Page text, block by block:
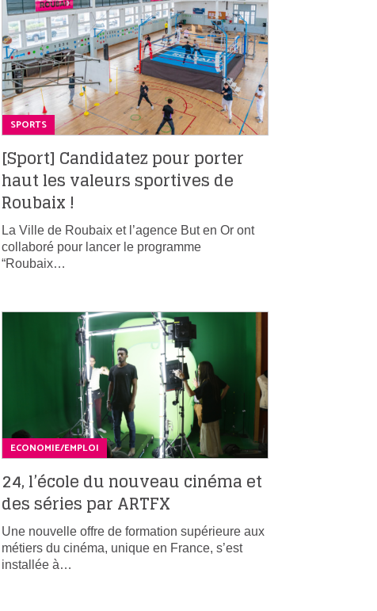
SPORTS
[Sport] Candidatez pour porter
haut les valeurs sportives de
Roubaix !
La Ville de Roubaix et l’agence But en Or ont
collaboré pour lancer le programme
“Roubaix…
ECONOMIE/EMPLOI
24, l’école du nouveau cinéma et
des séries par ARTFX
Une nouvelle offre de formation supérieure aux
métiers du cinéma, unique en France, s’est
installée à…